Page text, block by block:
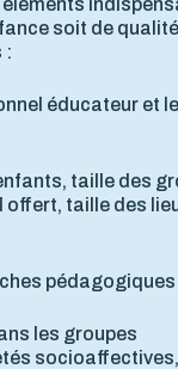
soit de
:
éducateur et
taille des
offert, taille des
pédagogiques
les groupes
socioaffectives,